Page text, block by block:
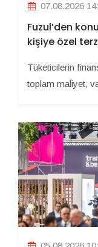
07.08.2026
Fuzul’den
kişiye özel
Tüketicilerin
toplam maliyet,